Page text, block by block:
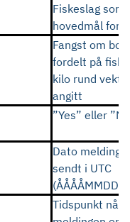
Fiskeslag som
hovedmål for
Fangst om
fordelt på
kilo rund vekt.
angitt
”Yes” eller
Dato
sendt i UTC
(ÅÅÅÅMMDD)
Tidspunkt når